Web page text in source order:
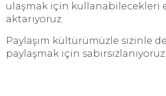
ulaşmak için kullanabilecekleri
aktarıyoruz.
Paylaşım kültürümüzle sizinle
paylaşmak için sabırsızlanıyoruz.